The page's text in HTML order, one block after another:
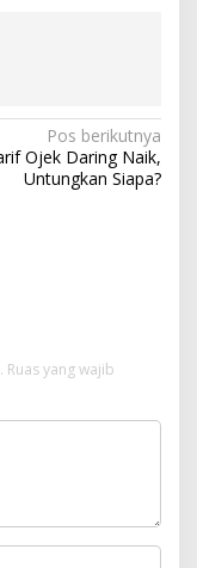
Pos berikutnya
Ojek Daring Naik,
Untungkan Siapa?
Ruas yang wajib